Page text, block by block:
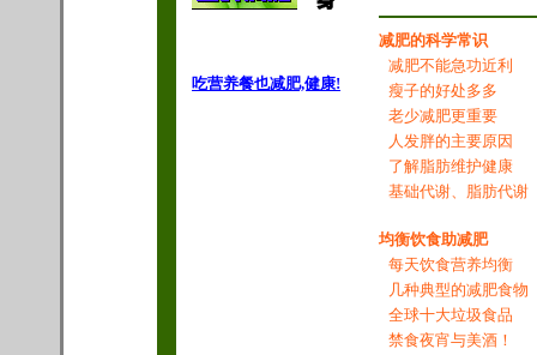
吃营养餐也减肥,健康!
减肥的科学常识
减肥不能急功近利
瘦子的好处多多
老少减肥更重要
人发胖的主要原因
了解脂肪维护健康
基础代谢、脂肪代谢
均衡饮食助减肥
每天饮食营养均衡
几种典型的减肥食物
全球十大垃圾食品
禁食夜宵与美酒！